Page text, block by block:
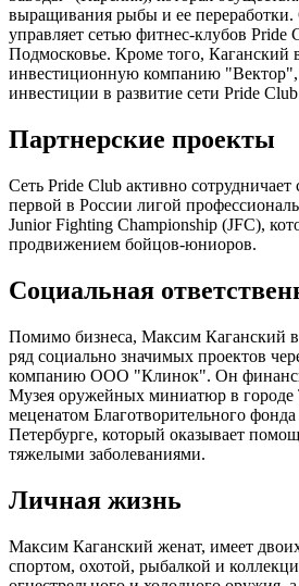
выращивания рыбы и ее переработки.
управляет сетью фитнес-клубов Pride
Подмосковье. Кроме того, Каганский
инвестиционную компанию "Вектор",
инвестиции в развитие сети Pride
Партнерские проекты
Сеть Pride Club активно сотрудничает
первой в России лигой
Junior Fighting Championship (JFC),
продвижением бойцов-юниоров.
Социальная
Помимо бизнеса, Максим Каганский
ряд социально значимых проектов
компанию ООО "Клинок". Он
Музея оружейных миниатюр в городе
меценатом Благотворительного
Петербурге, который оказывает
тяжелыми заболеваниями.
Личная жизнь
Максим Каганский женат, имеет
спортом, охотой, рыбалкой и